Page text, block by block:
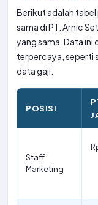
Berikut adalah
sama di PT. Arnic
yang sama. Data ini
terpercaya, seperti
data gaji.
POSISI
Staff
Marketing